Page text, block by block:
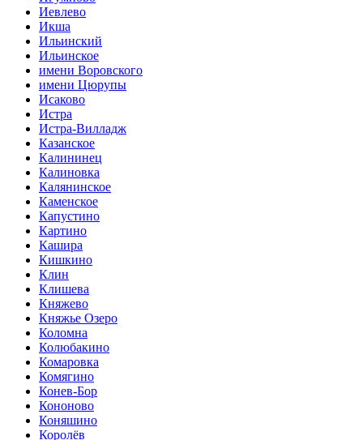
Иевлево
Икша
Ильинский
Ильинское
имени Воровского
имени Цюрупы
Исаково
Истра
Истра-Вилладж
Казанское
Калининец
Калиновка
Калянинское
Каменское
Капустино
Картино
Кашира
Кишкино
Клин
Клишева
Княжево
Княжье Озеро
Коломна
Колюбакино
Комаровка
Комягино
Конев-Бор
Кононово
Коняшино
Королёв